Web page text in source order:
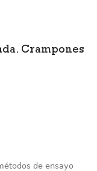
Crampones
de ensayo